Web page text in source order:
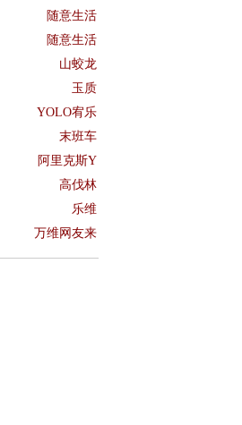
随意生活
随意生活
山蛟龙
玉质
YOLO宥乐
末班车
阿里克斯Y
高伐林
乐维
万维网友来